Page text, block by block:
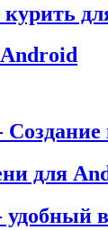
курить
для